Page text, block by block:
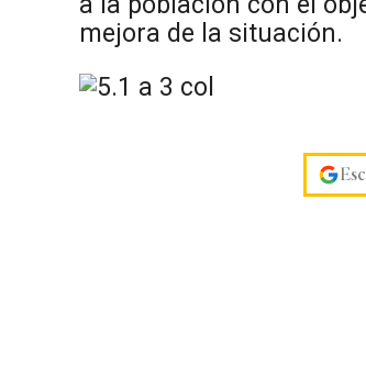
mejora de la situación.